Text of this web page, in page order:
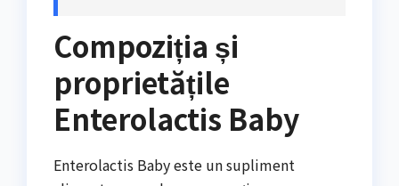
Compoziția și
proprietățile
Enterolactis Baby
Enterolactis Baby este un supliment